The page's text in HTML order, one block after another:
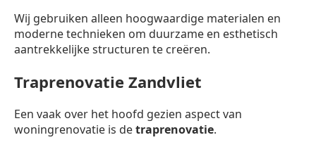
Wij gebruiken alleen hoogwaardige materialen en
moderne technieken om duurzame en esthetisch
aantrekkelijke structuren te creëren.
Traprenovatie Zandvliet
Een vaak over het hoofd gezien aspect van
woningrenovatie is detraprenovatie.